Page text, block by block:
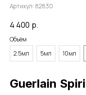
Артикул: 82830
4 400 р.
Объём
2.5мл
5мл 10мл
Guerlain